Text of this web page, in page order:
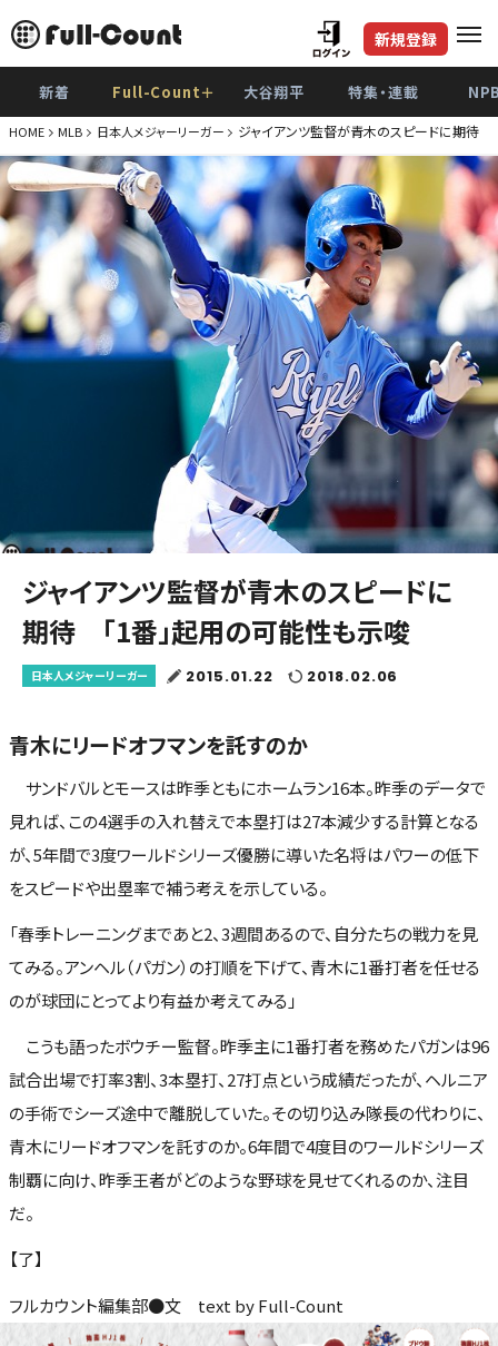
新規登録
新着 Full-Count＋ 大谷翔平 特集・連載
HOME MLB 日本人メジャーリーガー ジャイアンツ監督が青木のスピードに期待
ジャイアンツ監督が青木のスピードに
期待 「1番」起用の可能性も示唆
日本人メジャーリーガー 2015.01.22 2018.02.06
青木にリードオフマンを託すのか
サンドバルとモースは昨季ともにホームラン16本。昨季のデータで
見れば、この4選手の入れ替えで本塁打は27本減少する計算となる
が、5年間で3度ワールドシリーズ優勝に導いた名将はパワーの低下
をスピードや出塁率で補う考えを示している。
「春季トレーニングまであと2、3週間あるので、自分たちの戦力を見
てみる。アンヘル（パガン）の打順を下げて、青木に1番打者を任せる
のが球団にとってより有益か考えてみる」
こうも語ったボウチー監督。昨季主に1番打者を務めたパガンは96
試合出場で打率3割、3本塁打、27打点という成績だったが、ヘルニア
の手術でシーズ途中で離脱していた。その切り込み隊長の代わりに、
青木にリードオフマンを託すのか。6年間で4度目のワールドシリーズ
制覇に向け、昨季王者がどのような野球を見せてくれるのか、注目
だ。
【了】
フルカウント編集部●文 text by Full-Count